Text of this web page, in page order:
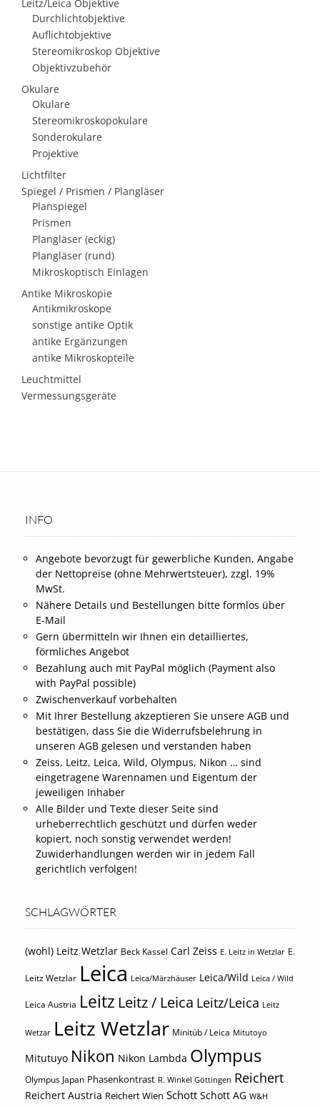
Leitz/Leica Objektive
Durchlichtobjektive
Auflichtobjektive
Stereomikroskop Objektive
Objektivzubehör
Okulare
Okulare
Stereomikroskopokulare
Sonderokulare
Projektive
Lichtfilter
Spiegel / Prismen / Plangläser
Planspiegel
Prismen
Plangläser (eckig)
Plangläser (rund)
Mikroskoptisch Einlagen
Antike Mikroskopie
Antikmikroskope
sonstige antike Optik
antike Ergänzungen
antike Mikroskopteile
Leuchtmittel
Vermessungsgeräte
INFO
Angebote bevorzugt für gewerbliche Kunden, Angabe
der Nettopreise (ohne Mehrwertsteuer), zzgl. 19%
MwSt.
Nähere Details und Bestellungen bitte formlos über
E-Mail
Gern übermitteln wir Ihnen ein detailliertes,
förmliches Angebot
Bezahlung auch mit PayPal möglich (Payment also
with PayPal possible)
Zwischenverkauf vorbehalten
Mit Ihrer Bestellung akzeptieren Sie unsere AGB und
bestätigen, dass Sie die Widerrufsbelehrung in
unseren AGB gelesen und verstanden haben
Zeiss, Leitz, Leica, Wild, Olympus, Nikon … sind
eingetragene Warennamen und Eigentum der
jeweiligen Inhaber
Alle Bilder und Texte dieser Seite sind
urheberrechtlich geschützt und dürfen weder
kopiert, noch sonstig verwendet werden!
Zuwiderhandlungen werden wir in jedem Fall
gerichtlich verfolgen!
SCHLAGWÖRTER
(wohl) Leitz Wetzlar Beck Kassel Carl Zeiss E. Leitz in Wetzlar E.
Leitz Wetzlar Leica Leica/Märzhäuser Leica/Wild Leica / Wild
Leica Austria Leitz Leitz / Leica Leitz/Leica Leitz
Wetzar Leitz Wetzlar Minitüb / Leica Mitutoyo
Mitutuyo Nikon Nikon Lambda Olympus
Olympus Japan Phasenkontrast R. Winkel Göttingen Reichert
Reichert Austria Reichert Wien Schott Schott AG W&H